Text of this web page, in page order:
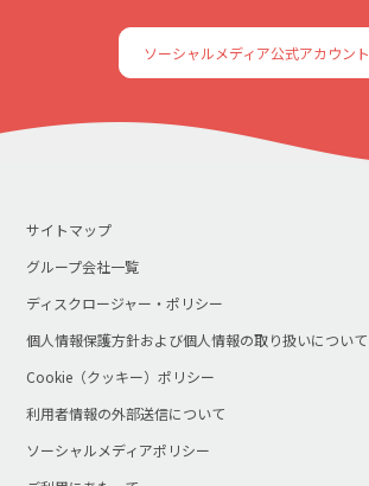
ソーシャルメディア公式アカウント
サイトマップ
グループ会社一覧
ディスクロージャー・ポリシー
個人情報保護方針および個人情報の取り扱いについて
Cookie（クッキー）ポリシー
利用者情報の外部送信について
ソーシャルメディアポリシー